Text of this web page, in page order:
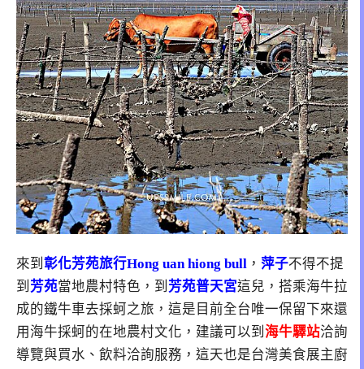
來到 彰化芳苑旅行Hong uan hiong bull ， 萍子不得不提
到 芳苑當地農村特色，到 芳苑普天宮這兒，搭乘海牛拉
成的鐵牛車去採蚵之旅，這是目前全台唯一保留下來還
用海牛採蚵的在地農村文化，建議可以到 海牛驛站洽詢
導覽與買水、飲料洽詢服務，這天也是台灣美食展主廚